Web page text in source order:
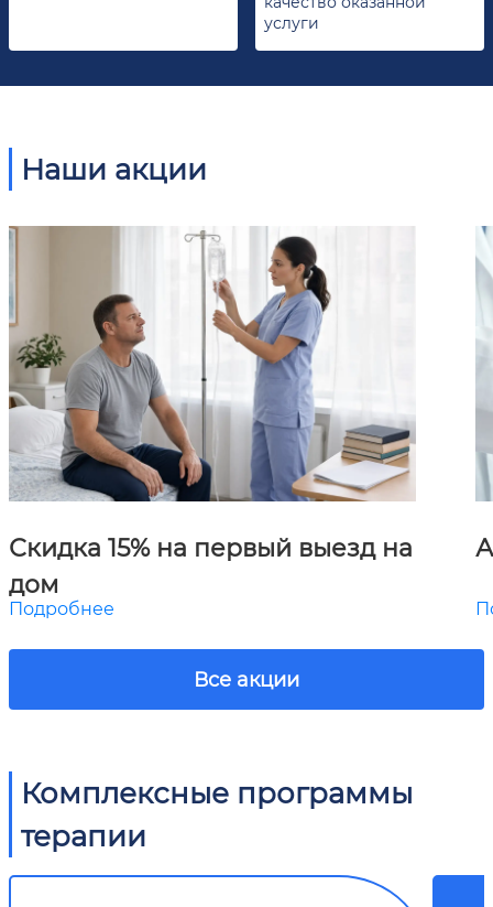
услуги
Наши акции
Скидка 15% на первый выезд на
дом
Подробнее
Все акции
Комплексные программы
терапии